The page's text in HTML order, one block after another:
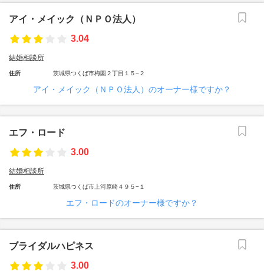
アイ・メイック（ＮＰＯ法人）
3.04
結婚相談所
住所 茨城県つくば市梅園２丁目１５−２
アイ・メイック（ＮＰＯ法人）のオーナー様ですか？
エフ・ロード
3.00
結婚相談所
住所 茨城県つくば市上河原崎４９５−１
エフ・ロードのオーナー様ですか？
ブライダルハピネス
3.00